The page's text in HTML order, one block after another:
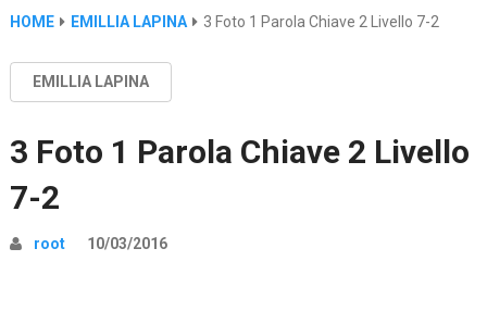
HOME EMILLIA LAPINA 3 Foto 1 Parola Chiave 2 Livello 7-2
EMILLIA LAPINA
3 Foto 1 Parola Chiave 2 Livello
7-2
root 10/03/2016